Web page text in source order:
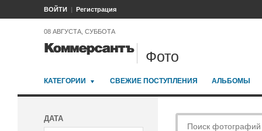
ВОЙТИ Регистрация
08 АВГУСТА, СУББОТА
Фото
КАТЕГОРИИ СВЕЖИЕ ПОСТУПЛЕНИЯ АЛЬБОМЫ
ДАТА